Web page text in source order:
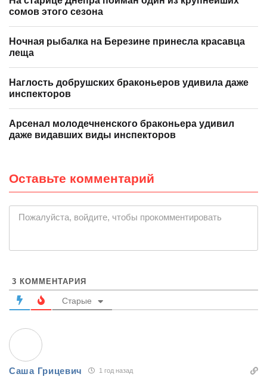
сомов этого сезона
Ночная рыбалка на Березине принесла красавца
леща
Наглость добрушских браконьеров удивила даже
инспекторов
Арсенал молодечненского браконьера удивил
даже видавших виды инспекторов
Оставьте комментарий
Пожалуйста, войдите, чтобы прокомментировать
3 КОММЕНТАРИЯ
Старые
Саша Грицевич 1 год назад